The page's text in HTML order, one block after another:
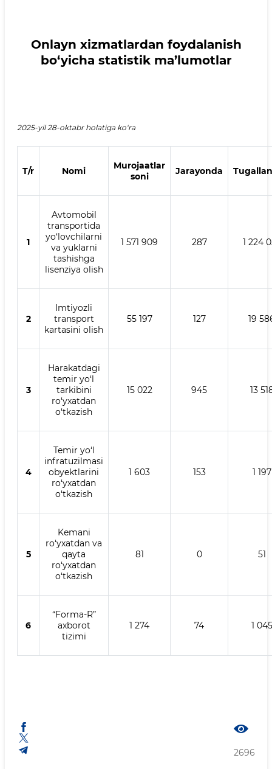
Onlayn xizmatlardan foydalanish
bo‘yicha statistik ma’lumotlar
2025-yil 28-oktabr holatiga ko‘ra
T/r Nomi
Murojaatlar
soni
Jarayonda
1
Avtomobil
transportida
yo‘lovchilarni
va yuklarni
tashishga
lisenziya olish
1 571 909 287 1 224
2
Imtiyozli
transport
kartasini olish
55 197 127 19
3
Harakatdagi
temir yo‘l
tarkibini
ro‘yxatdan
o‘tkazish
15 022 945 13
4
Temir yo‘l
infratuzilmasi
obyektlarini
ro‘yxatdan
o‘tkazish
1 603 153 1 197
5
Kemani
ro‘yxatdan va
qayta
ro‘yxatdan
o‘tkazish
81 0 51
6
“Forma-R”
axborot
tizimi
1 274 74 1 045
2696